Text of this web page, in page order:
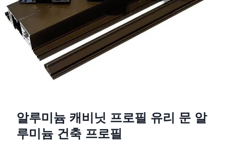
알루미늄 캐비닛 프로필 유리 문 알
루미늄 건축 프로필